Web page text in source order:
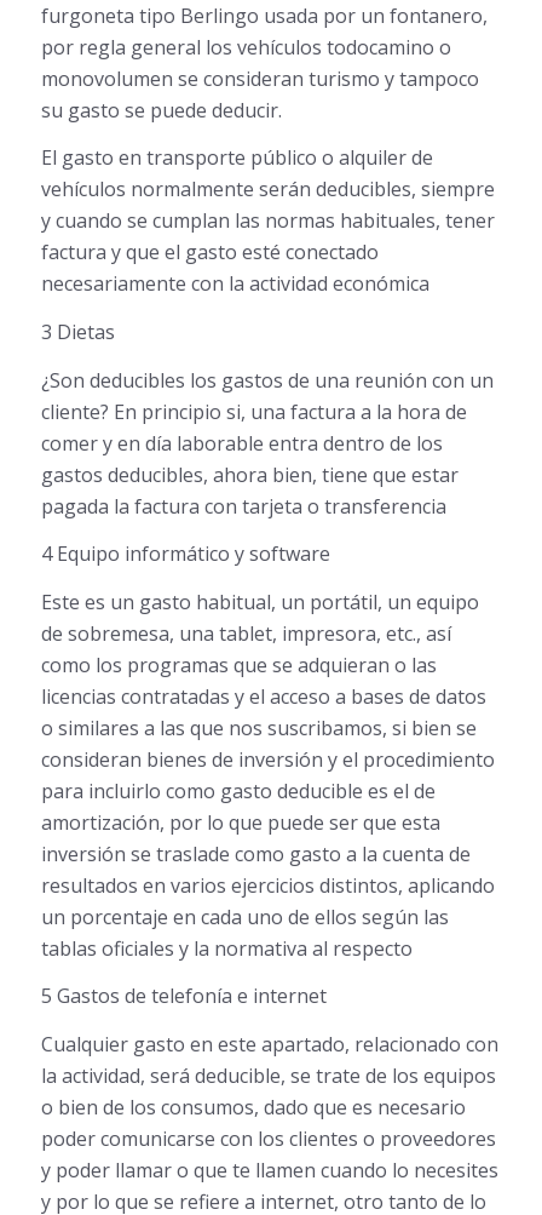
furgoneta tipo Berlingo usada por un fontanero,
por regla general los vehículos todocamino o
monovolumen se consideran turismo y tampoco
su gasto se puede deducir.
El gasto en transporte público o alquiler de
vehículos normalmente serán deducibles, siempre
y cuando se cumplan las normas habituales, tener
factura y que el gasto esté conectado
necesariamente con la actividad económica
3 Dietas
¿Son deducibles los gastos de una reunión con un
cliente? En principio si, una factura a la hora de
comer y en día laborable entra dentro de los
gastos deducibles, ahora bien, tiene que estar
pagada la factura con tarjeta o transferencia
4 Equipo informático y software
Este es un gasto habitual, un portátil, un equipo
de sobremesa, una tablet, impresora, etc., así
como los programas que se adquieran o las
licencias contratadas y el acceso a bases de datos
o similares a las que nos suscribamos, si bien se
consideran bienes de inversión y el procedimiento
para incluirlo como gasto deducible es el de
amortización, por lo que puede ser que esta
inversión se traslade como gasto a la cuenta de
resultados en varios ejercicios distintos, aplicando
un porcentaje en cada uno de ellos según las
tablas oficiales y la normativa al respecto
5 Gastos de telefonía e internet
Cualquier gasto en este apartado, relacionado con
la actividad, será deducible, se trate de los equipos
o bien de los consumos, dado que es necesario
poder comunicarse con los clientes o proveedores
y poder llamar o que te llamen cuando lo necesites
y por lo que se refiere a internet, otro tanto de lo